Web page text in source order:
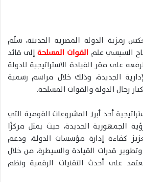
الدولة المصرية الحديثة، سلّم
السيسيعلم القوات المسلحة إلى قائد
على مقر القيادة الاستراتيجية للدولة
الجديدة، وذلك خلال مراسم رسمية
رجال الدولة والقوات المسلحة.
أحد أبرز المشروعات القومية التي
الجمهورية الجديدة، حيث يمثل مركزًا
كفاءة إدارة مؤسسات الدولة، ودعم
وتطوير قدرات القيادة والسيطرة، من خلال
على أحدث التقنيات الرقمية ونظم